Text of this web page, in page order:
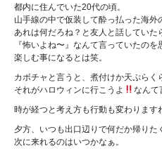
都内に住んでいた20代の頃。
山手線の中で仮装して酔っ払った海外
あれは何だろね？と友人と話していた
『怖いよね〜』なんて言っていたの
楽しむ事になるとは笑。
カボチャと言うと、煮付けか天ぷらく
それがハロウィンに行こうよ
なんて
時が経つと考え方も行動も変わります
夕方、いつも出口辺りで何だか帰りた
次に来れるのはいつかなぁ。